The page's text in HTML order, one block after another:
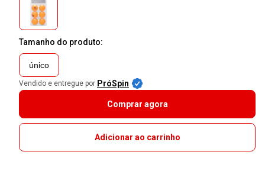
Tamanho do produto:
único
Vendido e entregue por PróSpin
Comprar agora
Adicionar ao carrinho